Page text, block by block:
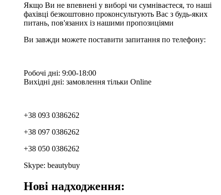
Якщо Ви не впевнені у виборі чи сумніваєтеся, то наші
фахівці безкоштовно проконсультують Вас з будь-яких
питань, пов'язаних із нашими пропозиціями
Ви завжди можете поставити запитання по телефону:
Робочі дні: 9:00-18:00
Вихідні дні: замовлення тільки Online
+38 093 0386262
+38 097 0386262
+38 050 0386262
Skype: beautybuy
Нові надходження: